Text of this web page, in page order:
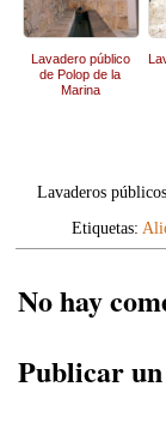
Lavadero público
de Polop de la
Marina
Lavaderos
Etiquetas:
No hay
Publicar